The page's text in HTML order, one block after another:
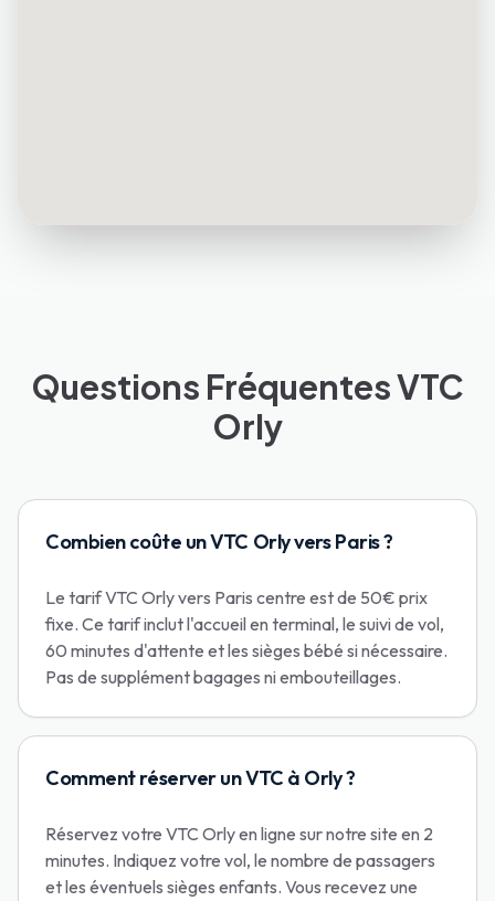
Questions Fréquentes VTC
Orly
Combien coûte un VTC Orly vers Paris ?
Le tarif VTC Orly vers Paris centre est de 50€ prix
fixe. Ce tarif inclut l'accueil en terminal, le suivi de vol,
60 minutes d'attente et les sièges bébé si nécessaire.
Pas de supplément bagages ni embouteillages.
Comment réserver un VTC à Orly ?
Réservez votre VTC Orly en ligne sur notre site en 2
minutes. Indiquez votre vol, le nombre de passagers
et les éventuels sièges enfants. Vous recevez une